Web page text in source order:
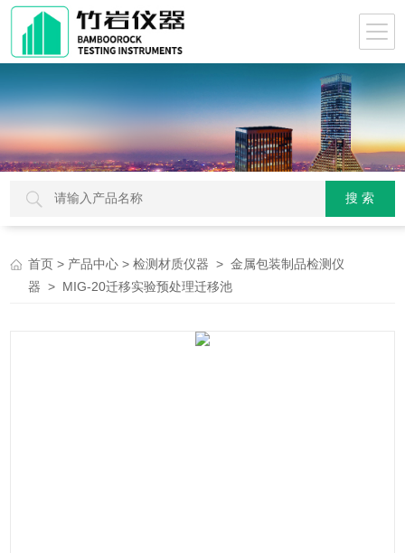
首页 > 产品中心 >检测材质仪器 >金属包装制品检测仪
器 > MIG-20迁移实验预处理迁移池